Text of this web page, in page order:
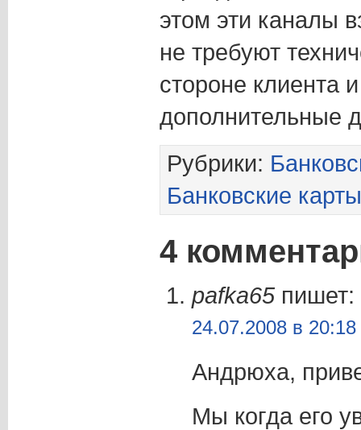
этом эти каналы
не требуют
стороне клиента
дополнительные
Рубрики:
Банковские карты
4
pafka65пишет:
24.07.2008 в 20:18
Андрюха,
Мы когда его